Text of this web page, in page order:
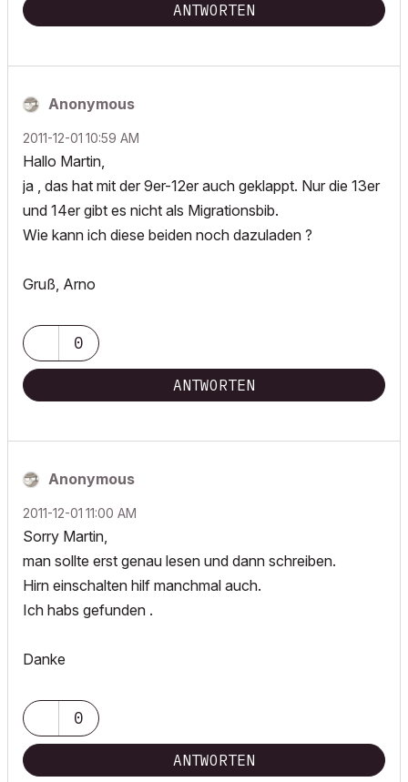
ANTWORTEN
Anonymous
‎2011-12-01 10:59 AM
Hallo Martin,
ja , das hat mit der 9er-12er auch geklappt. Nur die 13er
und 14er gibt es nicht als Migrationsbib.
Wie kann ich diese beiden noch dazuladen ?
Gruß, Arno
0
ANTWORTEN
Anonymous
‎2011-12-01 11:00 AM
Sorry Martin,
man sollte erst genau lesen und dann schreiben.
Hirn einschalten hilf manchmal auch.
Ich habs gefunden .
Danke
0
ANTWORTEN